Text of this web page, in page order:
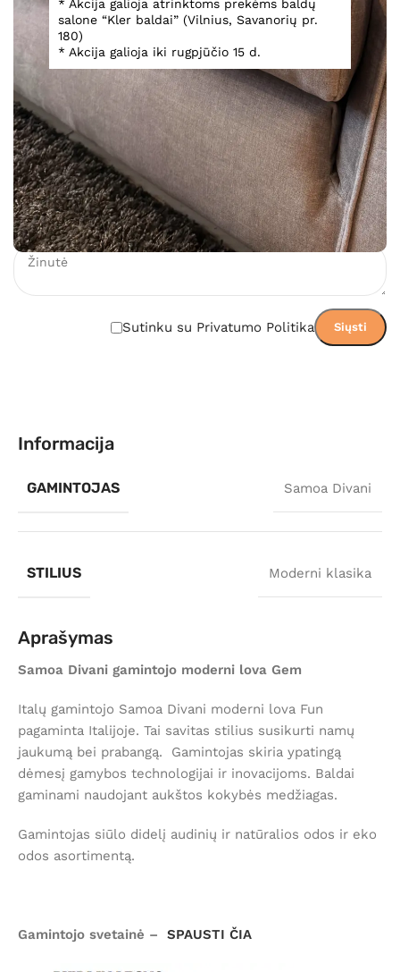
* Akcija galioja atrinktoms prekėms baldų
salone “Kler baldai” (Vilnius, Savanorių pr.
180)
* Akcija galioja iki rugpjūčio 15 d.
2 642,00 €
Įsiminti
Teirautis dėl prekės
Sutinku su Privatumo Politika
Informacija
GAMINTOJAS Samoa Divani
STILIUS Moderni klasika
Aprašymas
Samoa Divani gamintojo moderni lova Gem
Italų gamintojo Samoa Divani moderni lova Fun
pagaminta Italijoje. Tai savitas stilius susikurti namų
jaukumą bei prabangą. Gamintojas skiria ypatingą
dėmesį gamybos technologijai ir inovacijoms. Baldai
gaminami naudojant aukštos kokybės medžiagas.
Gamintojas siūlo didelį audinių ir natūralios odos ir eko
odos asortimentą.
Gamintojo svetainė – SPAUSTI ČIA